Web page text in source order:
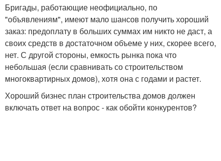
Бригады, работающие неофициально, по
"объявлениям", имеют мало шансов получить хороший
заказ: предоплату в больших суммах им никто не даст, а
своих средств в достаточном объеме у них, скорее всего,
нет. С другой стороны, емкость рынка пока что
небольшая (если сравнивать со строительством
многоквартирных домов), хотя она с годами и растет.
Хороший бизнес план строительства домов должен
включать ответ на вопрос - как обойти конкурентов?